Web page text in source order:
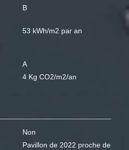
B
53 kWh/m2 par an
A
4 Kg CO2/m2/an
Non
Pavillon de 2022 proche de